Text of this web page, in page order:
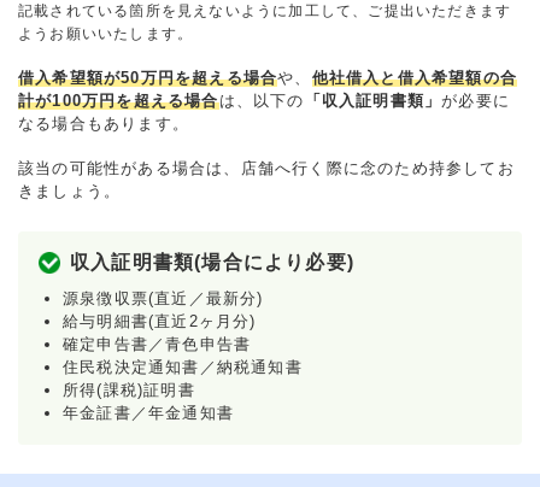
記載されている箇所を見えないように加工して、ご提出いただきます
ようお願いいたします。
借入希望額が50万円を超える場合や、 他社借入と借入希望額の合
計が100万円を超える場合は、以下の 「収入証明書類」が必要に
なる場合もあります。
該当の可能性がある場合は、店舗へ行く際に念のため持参してお
きましょう。
収入証明書類(場合により必要)
源泉徴収票(直近／最新分)
給与明細書(直近2ヶ月分)
確定申告書／青色申告書
住民税決定通知書／納税通知書
所得(課税)証明書
年金証書／年金通知書